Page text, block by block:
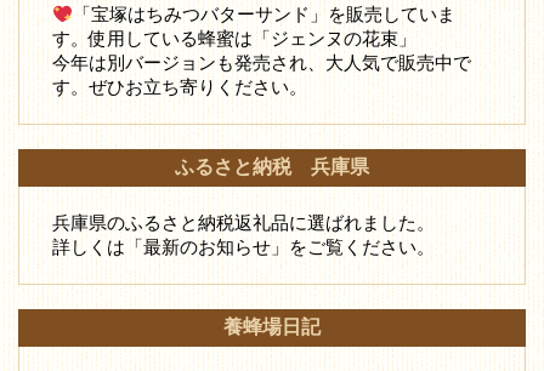
「宝塚はちみつバターサンド」を販売していま
す。使用している蜂蜜は「ジェンヌの花束」
今年は別バージョンも発売され、大人気で販売中で
す。ぜひお立ち寄りください。
ふるさと納税 兵庫県
兵庫県のふるさと納税返礼品に選ばれました。
詳しくは「最新のお知らせ」をご覧ください。
養蜂場日記